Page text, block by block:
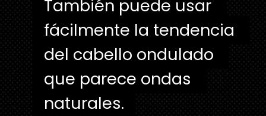
También puede usar
fácilmente la tendencia
del cabello ondulado
que parece ondas
naturales.
También puede usar
fácilmente la tendencia
del cabello ondulado
que parece ondas
naturales.